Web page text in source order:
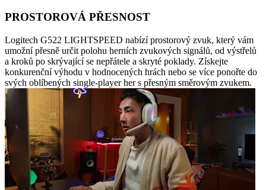
PROSTOROVÁ PŘESNOST
Logitech G522 LIGHTSPEED nabízí prostorový zvuk, který vám
umožní přesně určit polohu herních zvukových signálů, od výstřelů
a kroků po skrývající se nepřátele a skryté poklady. Získejte
konkurenční výhodu v hodnocených hrách nebo se více ponořte do
svých oblíbených single-player her s přesným směrovým zvukem.